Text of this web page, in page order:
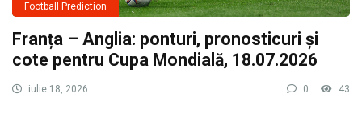
Football Prediction
Franța – Anglia: ponturi, pronosticuri și
cote pentru Cupa Mondială, 18.07.2026
iulie 18, 2026 0 43